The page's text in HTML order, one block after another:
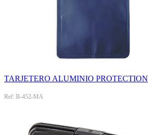
TARJETERO ALUMINIO PROTECTION
Ref: B-452-MA